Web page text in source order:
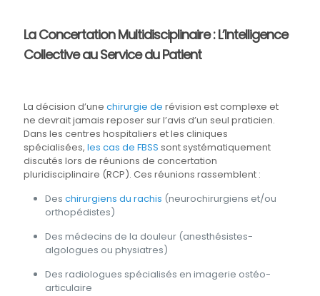
La Concertation Multidisciplinaire : L’Intelligence
Collective au Service du Patient
La décision d’une chirurgie de révision est complexe et
ne devrait jamais reposer sur l’avis d’un seul praticien.
Dans les centres hospitaliers et les cliniques
spécialisées, les cas de FBSS sont systématiquement
discutés lors de réunions de concertation
pluridisciplinaire (RCP). Ces réunions rassemblent :
Des chirurgiens du rachis (neurochirurgiens et/ou
orthopédistes)
Des médecins de la douleur (anesthésistes-
algologues ou physiatres)
Des radiologues spécialisés en imagerie ostéo-
articulaire